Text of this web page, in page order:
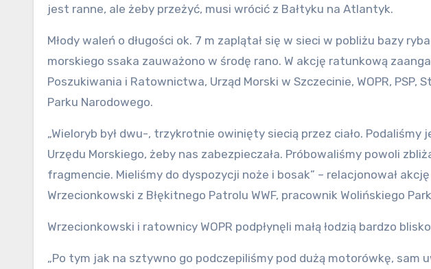
jest ranne, ale żeby przeżyć, musi wrócić z Bałtyku na Atlantyk.
Młody waleń o długości ok. 7 m zaplątał się w sieci w pobliżu bazy
morskiego ssaka zauważono w środę rano. W akcję ratunkową
Poszukiwania i Ratownictwa, Urząd Morski w Szczecinie, WOPR, PSP,
Parku Narodowego.
„Wieloryb był dwu-, trzykrotnie owinięty siecią przez ciało.
Urzędu Morskiego, żeby nas zabezpieczała. Próbowaliśmy powoli
fragmencie. Mieliśmy do dyspozycji noże i bosak” – relacjonował
Wrzecionkowski z Błękitnego Patrolu WWF, pracownik Wolińskiego
Wrzecionkowski i ratownicy WOPR podpłynęli małą łodzią bardzo
„Po tym jak na sztywno go podczepiliśmy pod dużą motorówkę, sam